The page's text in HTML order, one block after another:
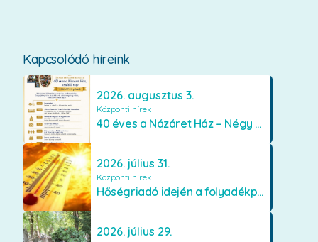
Kapcsolódó híreink
2026. augusztus 3.
Központi hírek
40 éves a Názáret Ház – Négy évtized szeretetben és gondoskodásban
2026. július 31.
Központi hírek
Hőségriadó idején a folyadékpótlás életet menthet
2026. július 29.